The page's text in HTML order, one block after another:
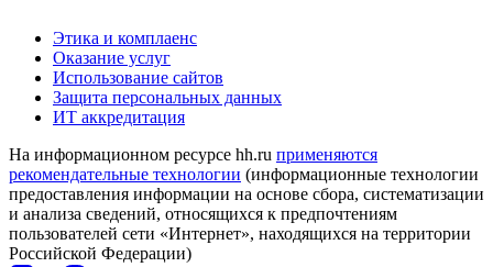
Этика и комплаенс
Оказание услуг
Использование сайтов
Защита персональных данных
ИТ аккредитация
На информационном ресурсе hh.ru применяются
рекомендательные технологии (информационные технологии
предоставления информации на основе сбора, систематизации
и анализа сведений, относящихся к предпочтениям
пользователей сети «Интернет», находящихся на территории
Российской Федерации)